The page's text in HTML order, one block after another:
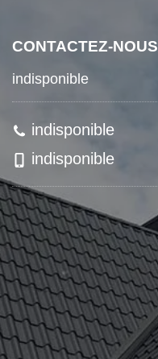
CONTACTEZ-NOUS
indisponible
indisponible
indisponible